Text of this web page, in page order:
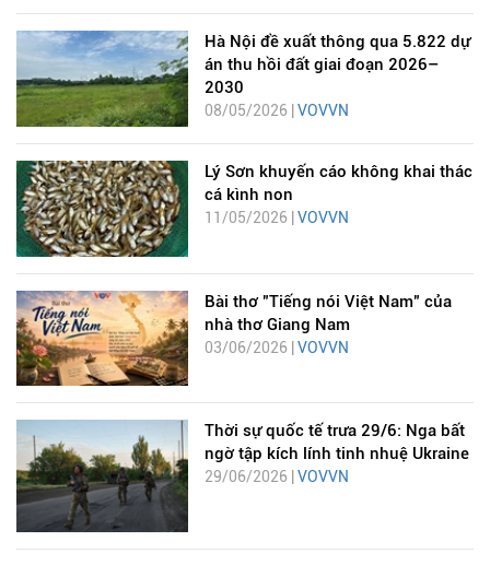
Hà Nội đề xuất thông qua 5.822 dự
án thu hồi đất giai đoạn 2026–
2030
08/05/2026 | VOVVN
Lý Sơn khuyến cáo không khai thác
cá kình non
11/05/2026 | VOVVN
Bài thơ "Tiếng nói Việt Nam" của
nhà thơ Giang Nam
03/06/2026 |VOVVN
Thời sự quốc tế trưa 29/6: Nga bất
ngờ tập kích lính tinh nhuệ Ukraine
29/06/2026 | VOVVN